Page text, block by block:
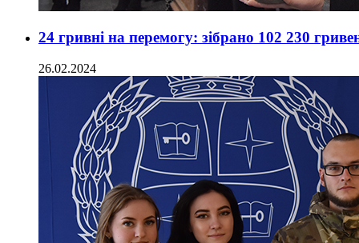
24 гривні на перемогу: зібрано 102 230
26.02.2024